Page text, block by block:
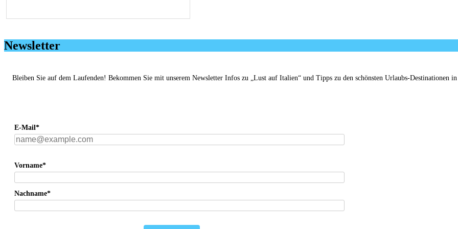
Newsletter
Bleiben Sie auf dem Laufenden! Bekommen Sie mit unserem Newsletter Infos zu „Lust auf Italien“ und Tipps zu den schönsten Urlaubs-Destinationen in
E-Mail*
Vorname*
Nachname*